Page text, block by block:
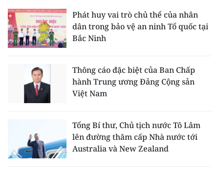
Phát huy vai trò chủ thể của nhân
dân trong bảo vệ an ninh Tổ quốc tại
Bắc Ninh
Thông cáo đặc biệt của Ban Chấp
hành Trung ương Đảng Cộng sản
Việt Nam
Tổng Bí thư, Chủ tịch nước Tô Lâm
lên đường thăm cấp Nhà nước tới
Australia và New Zealand